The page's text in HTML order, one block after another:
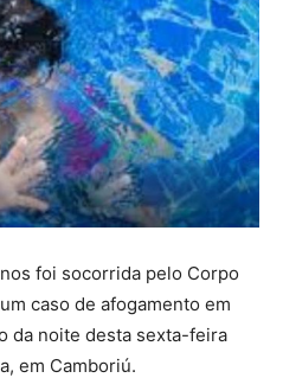
foi socorrida pelo Corpo
caso de afogamento em
da noite desta sexta-feira
em Camboriú.